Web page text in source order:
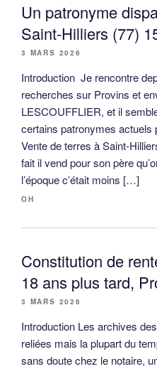
Un patronyme
Saint-Hilliers (77)
3 MARS 2026
Introduction Je rencontre
recherches sur Provins et
LESCOUFFLIER, et il
certains patronymes actuels
Vente de terres à Saint-
fait il vend pour son père
l’époque c’était moins […]
OH
Constitution de
18 ans plus tard,
3 MARS 2026
Introduction Les archives
reliées mais la plupart du
sans doute chez le notaire,